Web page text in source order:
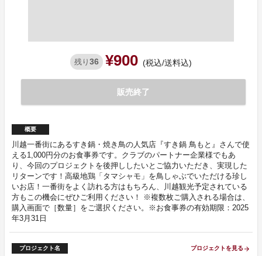
残り 36 ¥900 (税込/送料込)
販売終了
概要
川越一番街にあるすき鍋・焼き鳥の人気店『すき鍋 鳥もと』さんで使
える1,000円分のお食事券です。クラブのパートナー企業様でもあ
り、今回のプロジェクトを後押ししたいとご協力いただき、実現した
リターンです！高級地鶏「タマシャモ」を鳥しゃぶでいただける珍し
いお店！一番街をよく訪れる方はもちろん、川越観光予定されている
方もこの機会にぜひご利用ください！ ※複数枚ご購入される場合は、
購入画面で［数量］をご選択ください。※お食事券の有効期限：2025
年3月31日
プロジェクト名 プロジェクトを見る arrow_forward